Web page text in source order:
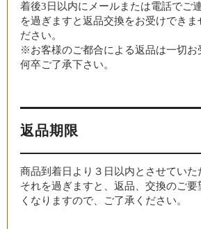
着後3日以内にメールまたは電話でご
を過ぎますと返品交換をお受けできま
ださい。
※お客様のご都合による返品は一切お
何卒ご了承下さい。
返品期限
商品到着日より３日以内とさせていた
それを過ぎますと、返品、交換のご要
くなりますので、ご了承ください。